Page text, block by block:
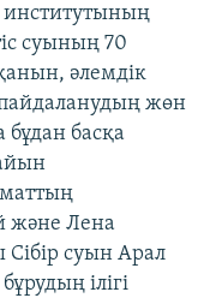
институтының
суының 70
әлемдік
жөн
басқа
және Лена
Сібір суын Арал
ілігі